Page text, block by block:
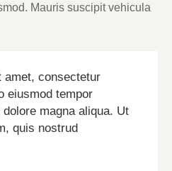
Mauris suscipit vehicula
amet, consectetur
eiusmod tempor
magna aliqua. Ut
quis nostrud